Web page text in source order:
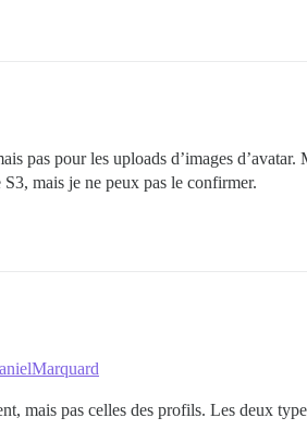
pas pour les uploads d’images
mais je ne peux pas le confirmer.
mais pas celles des profils. Les deux